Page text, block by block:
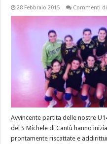
28 Febbraio 2015 Commenti
Avvincente partita delle nostre
del S Michele di Cantù hanno
prontamente riscattate e